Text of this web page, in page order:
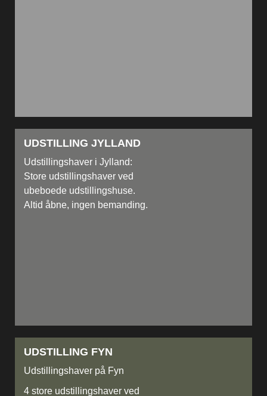
UDSTILLING JYLLAND
Udstillingshaver i Jylland:
Store udstillingshaver ved
ubeboede udstillingshuse.
Altid åbne, ingen bemanding.
UDSTILLING FYN
Udstillingshaver på Fyn
4 store udstillingshaver ved